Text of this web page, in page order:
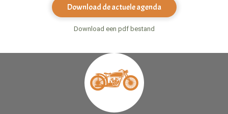
Download de actuele agenda
Download een pdf bestand